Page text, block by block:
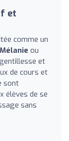
et
comme un
Mélanie ou
et
de cours et
sont
élèves de se
sans